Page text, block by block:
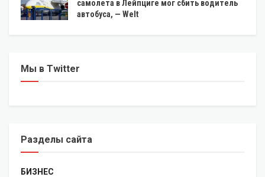
самолета в Лейпциге мог сбить водитель
автобуса, — Welt
Мы в Twitter
Разделы сайта
БИЗНЕС